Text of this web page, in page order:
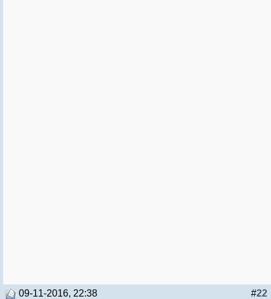
#22
09-11-2016, 22:38